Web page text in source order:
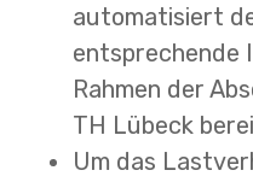
automatisiert
Rahmen der
TH Lübeck
Um das